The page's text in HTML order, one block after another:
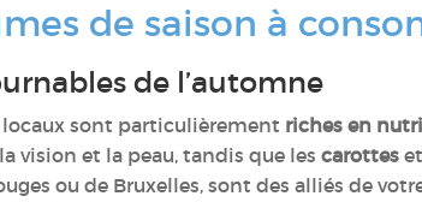
de saison à
de l’automne
locaux sont particulièrement riches en
vision et la peau, tandis que les carottes
ou de Bruxelles, sont des alliés de